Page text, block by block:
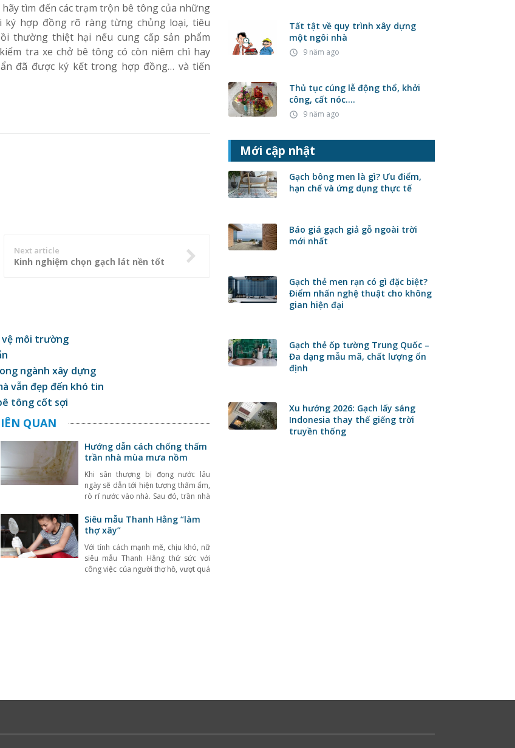
tìm đến các trạm trộn bê tông của những
ký hợp đồng rõ ràng từng chủng loại, tiêu
thường thiệt hại nếu cung cấp sản phẩm
tra xe chở bê tông có còn niêm chì hay
đã được ký kết trong hợp đồng… và tiến
Next article
Kinh nghiệm chọn gạch lát nền tốt
môi trường
ngành xây dựng
vẫn đẹp đến khó tin
tông cốt sợi
QUAN
Hướng dẫn cách chống thấm
trần nhà mùa mưa nồm
Khi sân thượng bị đọng nước lâu
ngày sẽ dẫn tới hiện tượng thấm ẩm,
rò rỉ nước vào nhà. Sau đó, trần nhà
bị ngả màu, ố vàng hoặc một số nơi
đọng nước nhỏ giọt làm hỏng trần
Siêu mẫu Thanh Hằng “làm
thợ xây”
Với tính cách mạnh mẽ, chịu khó, nữ
siêu mẫu Thanh Hằng thử sức với
công việc của người thợ hồ, vượt quá
Tất tật về quy trình xây dựng
một ngôi nhà
access_time 9 năm ago
Thủ tục cúng lễ động thổ, khởi
công, cất nóc….
access_time 9 năm ago
Mới cập nhật
Gạch bông men là gì? Ưu điểm,
hạn chế và ứng dụng thực tế
Báo giá gạch giả gỗ ngoài trời
mới nhất
Gạch thẻ men rạn có gì đặc biệt?
Điểm nhấn nghệ thuật cho không
gian hiện đại
Gạch thẻ ốp tường Trung Quốc –
Đa dạng mẫu mã, chất lượng ổn
định
Xu hướng 2026: Gạch lấy sáng
Indonesia thay thế giếng trời
truyền thống